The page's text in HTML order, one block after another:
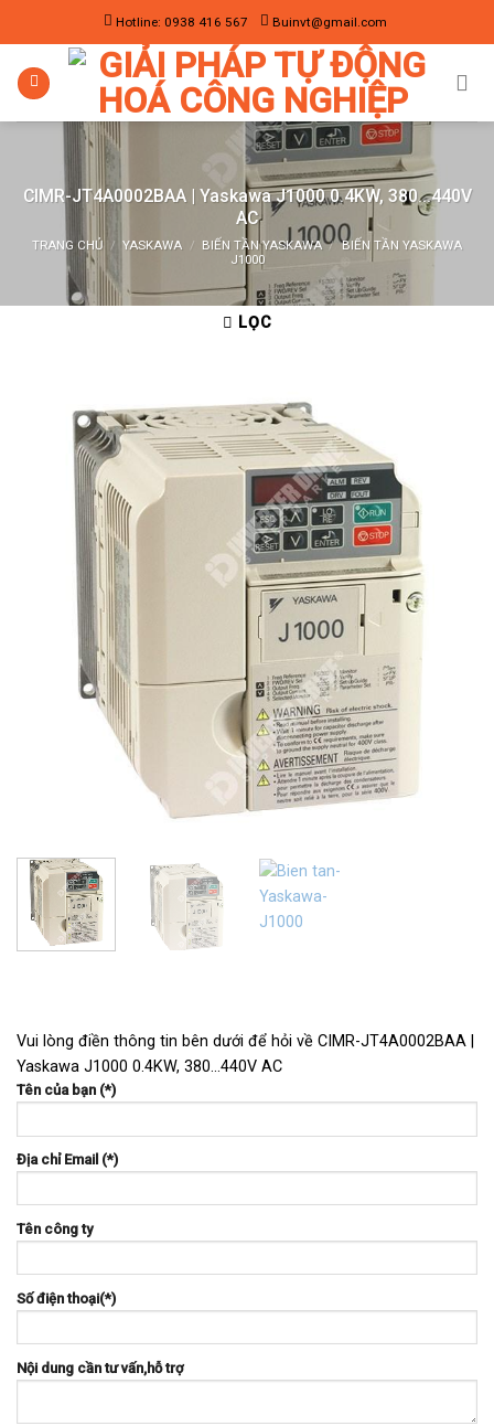
content
Hotline: 0938 416 567 Buinvt@gmail.com
CIMR-JT4A0002BAA | Yaskawa J1000 0.4KW, 380…440V
AC
TRANG CHỦ / YASKAWA / BIẾN TẦN YASKAWA / BIẾN TẦN YASKAWA
J1000
LỌC
Vui lòng điền thông tin bên dưới để hỏi về CIMR-JT4A0002BAA |
Yaskawa J1000 0.4KW, 380…440V AC
Tên của bạn (*)
Địa chỉ Email (*)
Tên công ty
Số điện thoại(*)
Nội dung cần tư vấn,hỗ trợ